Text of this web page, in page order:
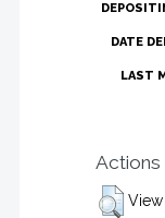
DATE
LAST
Actions